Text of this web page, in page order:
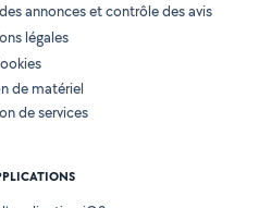
annonces et contrôle des avis
légales
de matériel
de services